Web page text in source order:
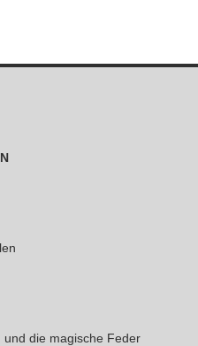
und die magische Feder